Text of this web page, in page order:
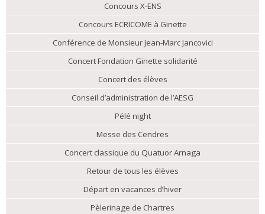
Concours X-ENS
Concours ECRICOME à Ginette
Conférence de Monsieur Jean-Marc Jancovici
Concert Fondation Ginette solidarité
Concert des élèves
Conseil d’administration de l’AESG
Pélé night
Messe des Cendres
Concert classique du Quatuor Arnaga
Retour de tous les élèves
Départ en vacances d’hiver
Pèlerinage de Chartres